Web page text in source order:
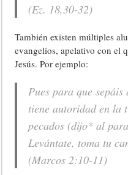
(Ez. 18,30-32)
También existen múltiples
evangelios, apelativo con el
Jesús. Por ejemplo:
Pues para que
tiene autoridad en la
pecados (dijo* al
Levántate, toma tu
(Marcos 2:10-11)